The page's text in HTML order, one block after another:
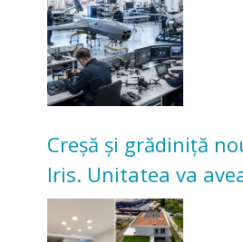
Creșă și grădiniță
Iris. Unitatea va
pentru copii